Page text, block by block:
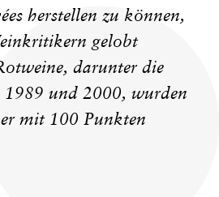
herstellen zu können,
gelobt
darunter die
1989 und 2000, wurden
mit 100 Punkten